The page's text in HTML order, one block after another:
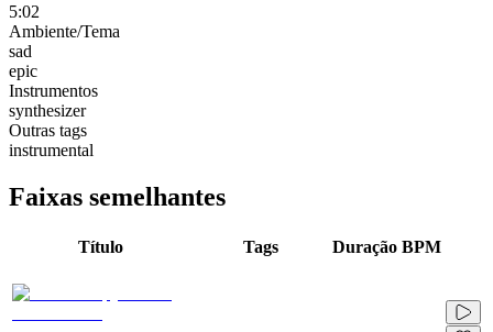
5:02
Ambiente/Tema
sad
epic
Instrumentos
synthesizer
Outras tags
instrumental
Faixas semelhantes
Título Tags Duração BPM